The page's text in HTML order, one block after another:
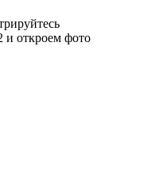
и откроем фото